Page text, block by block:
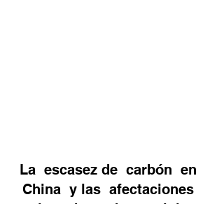
La  escasez de  carbón  en
China  y las  afectaciones